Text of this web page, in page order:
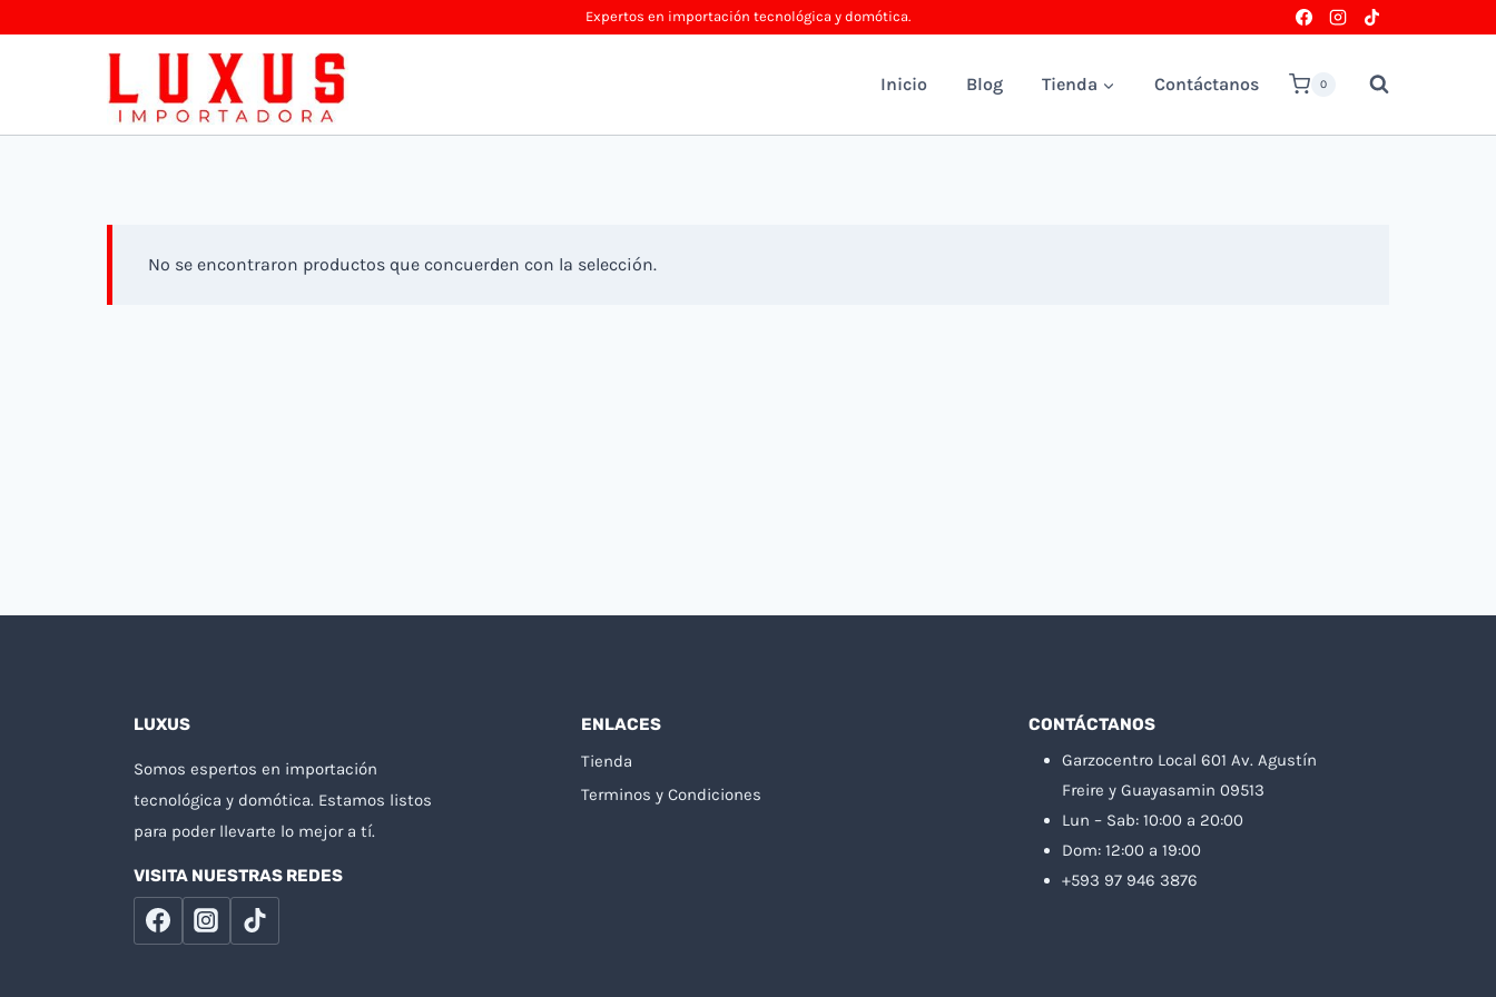
Expertos en importación tecnológica y domótica.
Inicio Blog Tienda Contáctanos 0
No se encontraron productos que concuerden con la selección.
LUXUS
Somos espertos en importación
tecnológica y domótica. Estamos listos
para poder llevarte lo mejor a tí.
VISITA NUESTRAS REDES
ENLACES
Tienda
Terminos y Condiciones
CONTÁCTANOS
Garzocentro Local 601 Av. Agustín
Freire y Guayasamin 09513
Lun – Sab: 10:00 a 20:00
Dom: 12:00 a 19:00
+593 97 946 3876